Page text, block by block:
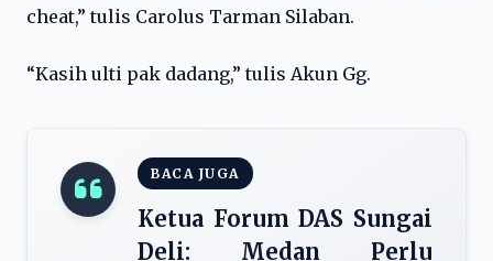
cheat,” tulis Carolus Tarman Silaban.
“Kasih ulti pak dadang,” tulis Akun Gg.
BACA JUGA
Ketua Forum DAS Sungai
Deli: Medan Perlu